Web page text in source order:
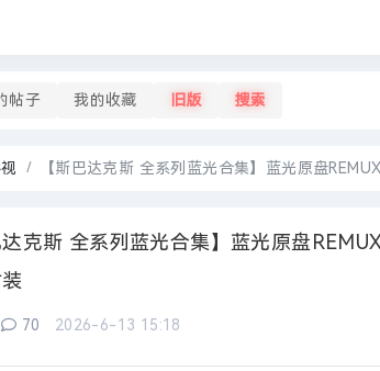
帖子 我的收藏 旧版 搜索
›
【斯巴达克斯 全系列蓝光合集】蓝光原盘
达克斯 全系列蓝光合集】蓝光原盘
70 2026-6-13 15:18